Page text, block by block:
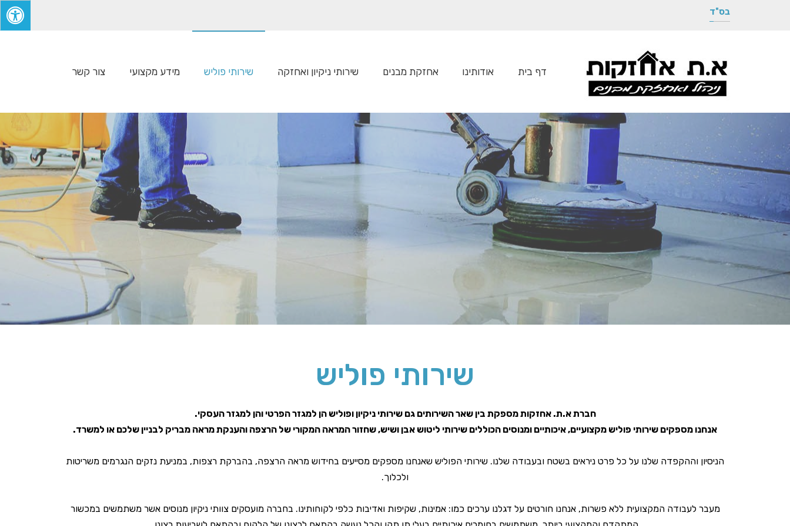
בס"ד
דף בית אודותינו אחזקת מבנים שירותי ניקיון ואחזקה שירותי פוליש מידע מקצועי צור קשר
שירותי פוליש
חברת א.ת. אחזקות מספקת בין שאר השירותים גם שירותי ניקיון ופוליש הן למגזר הפרטי והן למגזר העסקי.
אנחנו מספקים שירותי פוליש מקצועיים, איכותיים ומנוסים הכוללים שירותי ליטוש אבן ושיש, שחזור המראה המקורי של הרצפה והענקת מראה מבריק לבניין שלכם או למשרד.
הניסיון וההקפדה שלנו על כל פרט ניראים בשטח ובעבודה שלנו. שירותי הפוליש שאנחנו מספקים מסייעים בחידוש מראה הרצפה, בהברקת רצפות, במניעת נזקים הנגרמים משריטות
ולכלוך.
מעבר לעבודה המקצועית ללא פשרות, אנחנו חורטים על דגלנו ערכים כמו: אמינות, שקיפות ואדיבות כלפי לקוחותינו. בחברה מועסקים צוותי ניקיון מנוסים אשר משתמשים במכשור